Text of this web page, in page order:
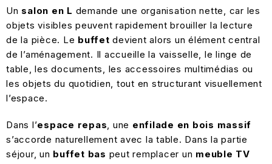
Un salon en L demande une organisation nette, car les
objets visibles peuvent rapidement brouiller la lecture
de la pièce. Le buffet devient alors un élément central
de l’aménagement. Il accueille la vaisselle, le linge de
table, les documents, les accessoires multimédias ou
les objets du quotidien, tout en structurant visuellement
l’espace.
Dans l’espace repas, une enfilade en bois massif
s’accorde naturellement avec la table. Dans la partie
séjour, un buffet bas peut remplacer un meuble TV